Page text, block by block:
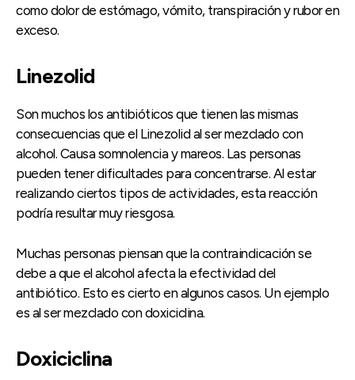
como dolor de estómago, vómito, transpiración y rubor en
exceso.
Linezolid
Son muchos los antibióticos que tienen las mismas
consecuencias que el Linezolid al ser mezclado con
alcohol. Causa somnolencia y mareos. Las personas
pueden tener dificultades para concentrarse. Al estar
realizando ciertos tipos de actividades, esta reacción
podría resultar muy riesgosa.
Muchas personas piensan que la contraindicación se
debe a que el alcohol afecta la efectividad del
antibiótico. Esto es cierto en algunos casos. Un ejemplo
es al ser mezclado con doxiciclina.
Doxiciclina